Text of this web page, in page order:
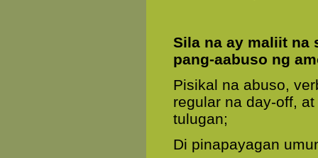
Sila na ay maliit na
pang-aabuso ng
Pisikal na abuso,
regular na day-off,
tulugan;
Di pinapayagan